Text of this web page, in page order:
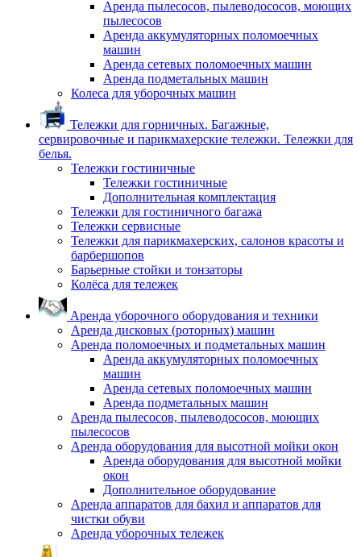
Аренда пылесосов, пылеводососов, моющих
пылесосов
Аренда аккумуляторных поломоечных
машин
Аренда сетевых поломоечных машин
Аренда подметальных машин
Колеса для уборочных машин
Тележки для горничных. Багажные,
сервировочные и парикмахерские тележки. Тележки для
белья.
Тележки гостиничные
Тележки гостиничные
Дополнительная комплектация
Тележки для гостиничного багажа
Тележки сервисные
Тележки для парикмахерских, салонов красоты и
барбершопов
Барьерные стойки и тонзаторы
Колёса для тележек
Аренда уборочного оборудования и техники
Аренда дисковых (роторных) машин
Аренда поломоечных и подметальных машин
Аренда аккумуляторных поломоечных
машин
Аренда сетевых поломоечных машин
Аренда подметальных машин
Аренда пылесосов, пылеводососов, моющих
пылесосов
Аренда оборудования для высотной мойки окон
Аренда оборудования для высотной мойки
окон
Дополнительное оборудование
Аренда аппаратов для бахил и аппаратов для
чистки обуви
Аренда уборочных тележек